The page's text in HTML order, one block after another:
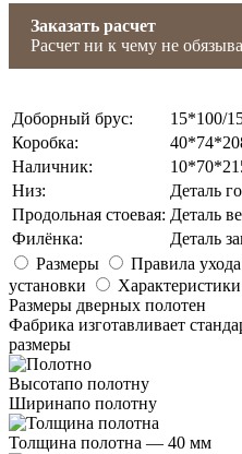
Заказать расчет
Расчет ни к чему не
Доборный брус:
15*100/
Коробка:
Наличник:
Низ:
Деталь
Продольная стоевая: Деталь
Филёнка:
Деталь
Размеры
Правила
установки
Характеристики
Размеры дверных полотен
Фабрика изготавливает
размеры
Высотапо полотну
Ширинапо полотну
Толщина полотна — 40 мм